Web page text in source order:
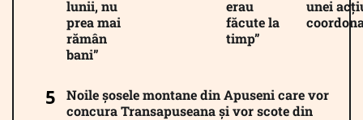
lunii, nu
prea mai
rămân
bani”
erau
făcute la
timp”
unei
Noile șosele montane din Apuseni care vor
concura Transapuseana și vor scote din